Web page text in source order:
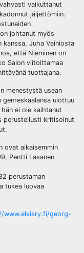
vaikuttanut
jäljettömiin.
johtanut myös
Juha Vainiosta
että Nieminen on
Salon viitoittamaa
tuottajana.
menestystä usean
genreskaalansa ulottuu
ei ole kaihtanut
perustellusti kritisoinut
ovat aikaisemmin
Pentti Lasanen
perustaman
tukea luovaa
www.elvisry.fi/georg-